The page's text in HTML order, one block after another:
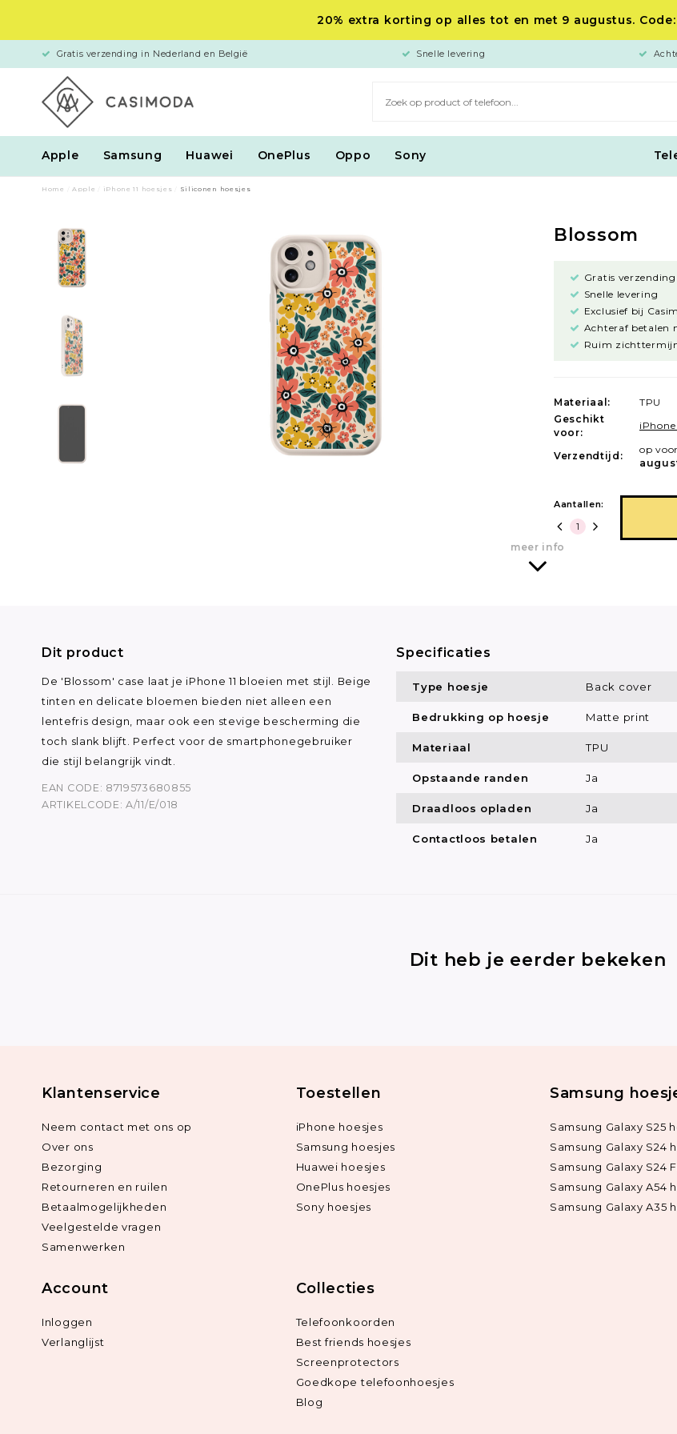
20% extra korting op alles tot en met 9 augustus. Code:
Gratis verzending in Nederland en België Snelle levering
Apple Samsung Huawei OnePlus Oppo Sony
Home Apple iPhone 11 hoesjes Siliconen hoesjes
Blossom
Gratis
Snelle levering
Exclusief bij
Achteraf betalen
Ruim
Materiaal:
TPU
Geschikt
voor:
iPhone
Verzendtijd:
op
Aantallen:
meer info
Dit product
De 'Blossom' case laat je iPhone 11 bloeien met stijl. Beige
tinten en delicate bloemen bieden niet alleen een
lentefris design, maar ook een stevige bescherming die
toch slank blijft. Perfect voor de smartphonegebruiker
die stijl belangrijk vindt.
EAN CODE: 8719573680855
ARTIKELCODE: A/11/E/018
Specificaties
Type hoesje Back cover
Bedrukking op hoesje Matte print
Materiaal TPU
Opstaande randen Ja
Draadloos opladen Ja
Contactloos betalen Ja
Dit heb je eerder bekeken
Klantenservice
Neem contact met ons op
Over ons
Bezorging
Retourneren en ruilen
Betaalmogelijkheden
Veelgestelde vragen
Samenwerken
Toestellen
iPhone hoesjes
Samsung hoesjes
Huawei hoesjes
OnePlus hoesjes
Sony hoesjes
Samsung
Samsung Galaxy S25
Samsung Galaxy S24
Samsung Galaxy S24
Samsung Galaxy A54
Samsung Galaxy A35
Account
Inloggen
Verlanglijst
Collecties
Telefoonkoorden
Best friends hoesjes
Screenprotectors
Goedkope telefoonhoesjes
Blog